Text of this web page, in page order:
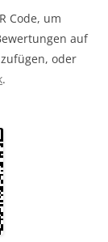
Code, um
auf
oder
.